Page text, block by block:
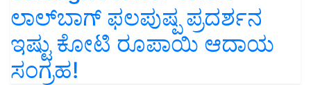
ಲಾಲ್‌ಬಾಗ್ ಫಲಪುಷ್ಪ ಪ್ರದರ್ಶನ
ಇಷ್ಟು ಕೋಟಿ ರೂಪಾಯಿ ಆದಾಯ
ಸಂಗ್ರಹ!